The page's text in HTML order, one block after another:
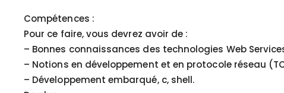
Compétences :
Pour ce faire, vous devrez avoir de :
– Bonnes connaissances des technologies Web
– Notions en développement et en protocole réseau
– Développement embarqué, c, shell.